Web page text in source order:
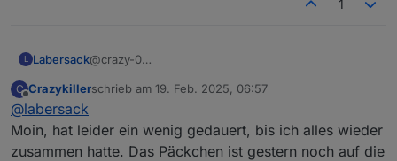
1
L Labersack@crazy-0
einen Kondensatorentausch.
Der zweite Teil deiner Frage wird im Spoiler des
ersten Posts beantwortet.
C
Offline
Crazykillerschrieb am 19. Feb. 2025, 06:57
zuletzt editiert von
@labersack
Moin, hat leider ein wenig gedauert, bis ich alles wieder
zusammen hatte. Das Päckchen ist gestern noch auf die